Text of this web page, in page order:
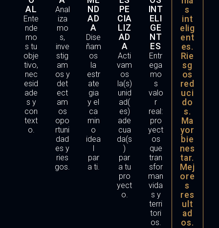
AL
Ente
nde
mo
s tu
obje
tivo,
nec
esid
ade
s y
con
text
o.
Anal
iza
mo
s,
inve
stig
am
os y
det
ect
am
os
opo
rtuni
dad
es y
ries
gos.
ND
AD
A
Dise
ñam
os
la
estr
ate
gia
y el
ca
min
o
idea
l
par
a ti.
PE
CIA
LIZ
AD
A
Acti
vam
os
la(s)
unid
ad(
es)
ade
cua
da(s
)
par
a tu
pro
yect
o.
INT
ELI
GE
NT
ES
Entr
ega
mo
s
valo
r
real:
pro
yect
os
que
tran
sfor
man
vida
s y
terri
tori
os.
s
int
elig
ent
es.
Rie
sg
os
red
uci
do
s.
Ma
yor
bie
nes
tar.
Mej
ore
s
res
ult
ad
os.